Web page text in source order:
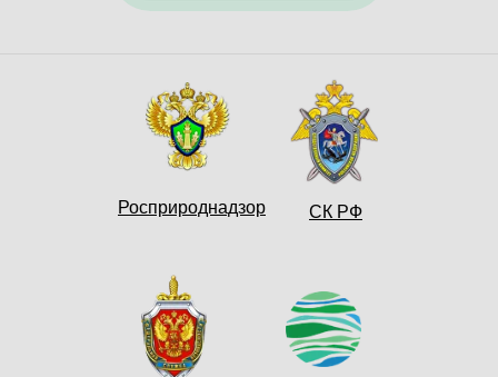
СК РФ
Росприроднадзор